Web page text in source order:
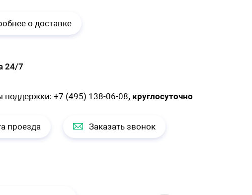
о доставке
24/7
поддержки: +7 (495) 138-06-08, круглосуточно
проезда Заказать звонок